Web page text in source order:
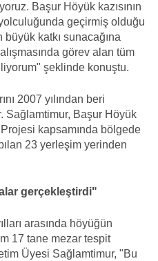
Başur Höyük kazısının
geçirmiş olduğu
büyük katkı sunacağına
görev alan tüm
şeklinde konuştu.
2007 yılından beri
Sağlamtimur, Başur Höyük
Projesi kapsamında bölgede
23 yerleşim yerinden
gerçekleştirdi"
arasında höyüğün
17 tane mezar tespit
Üyesi Sağlamtimur, "Bu